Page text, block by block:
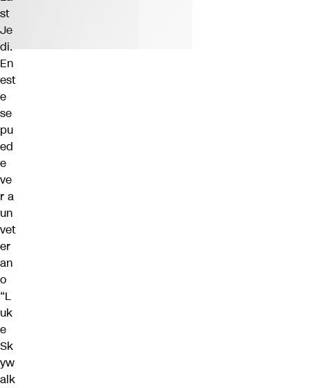
st
Je
di.
En
est
e
se
pu
ed
e
ve
r a
un
vet
er
an
o
“L
uk
e
Sk
yw
alk